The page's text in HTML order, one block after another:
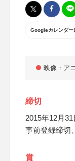
Googleカレンダー
映像・ア
締切
2015年12月31
事前登録締切
賞